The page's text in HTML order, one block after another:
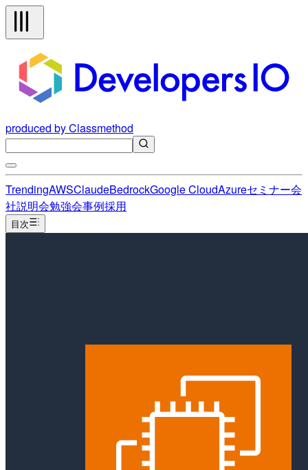
produced by Classmethod
TrendingAWSClaudeBedrockGoogle CloudAzureセミナー会
社説明会勉強会事例採用
目次